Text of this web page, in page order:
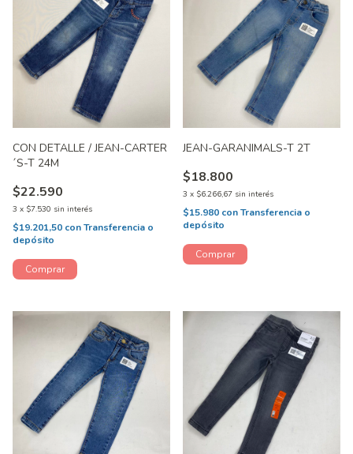
CON DETALLE / JEAN-CARTER
´S-T 24M
$22.590
3 x $7.530 sin interés
$19.201,50 conTransferencia o
depósito
JEAN-GARANIMALS-T 2T
$18.800
3 x $6.266,67 sin interés
$15.980 conTransferencia o
depósito